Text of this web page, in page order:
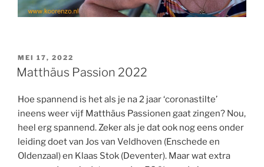
GEPLAATST
OP
MEI 17, 2022
Matthäus Passion 2022
Hoe spannend is het als je na 2 jaar ‘coronastilte’
ineens weer vijf Matthäus Passionen gaat zingen? Nou,
heel erg spannend. Zeker als je dat ook nog eens onder
leiding doet van Jos van Veldhoven (Enschede en
Oldenzaal) en Klaas Stok (Deventer). Maar wat extra